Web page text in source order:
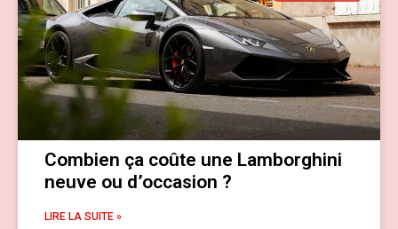
Combien ça coûte une Lamborghini
neuve ou d’occasion ?
LIRE LA SUITE »